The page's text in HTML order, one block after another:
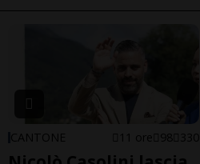
CANTONE 11 ore 98 330